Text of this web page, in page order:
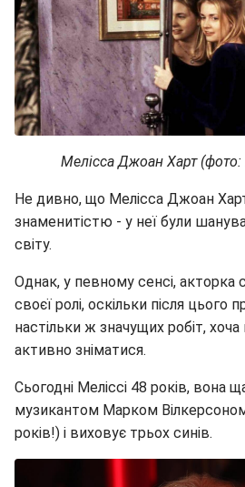
Мелісса Джоан Харт (фото:
Не дивно, що Мелісса Джоан
знаменитістю - у неї були
світу.
Однак, у певному сенсі, акторка
своєї ролі, оскільки після цього
настільки ж значущих робіт,
активно зніматися.
Сьогодні Меліссі 48 років, вона
музикантом Марком
років!) і виховує трьох синів.